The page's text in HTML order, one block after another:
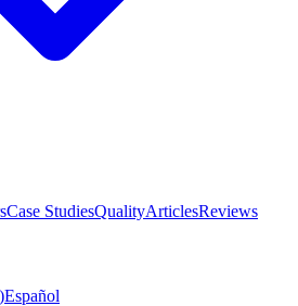
Case StudiesQualityArticlesReviews
Español